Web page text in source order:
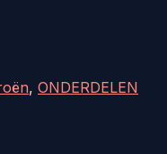
, ONDERDELEN